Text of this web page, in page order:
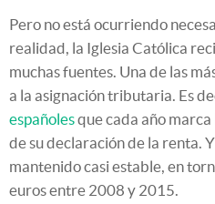
Pero no está ocurriendo
realidad, la Iglesia Católica
muchas fuentes. Una de las
a la asignación tributaria. Es
españolesque cada año
de su declaración de la renta.
mantenido casi estable, en
euros entre 2008 y 2015.